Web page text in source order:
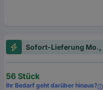
Sofort-Lieferung Mo.,
56 Stück
Ihr Bedarf geht darüber hinaus?